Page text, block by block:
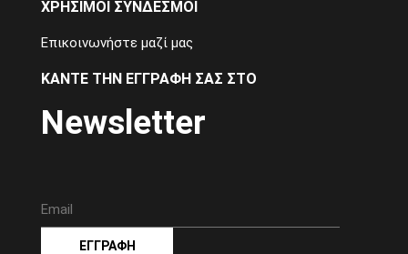
ΧΡΗΣΙΜΟΙ ΣΥΝΔΕΣΜΟΙ
Επικοινωνήστε μαζί μας
ΚΑΝΤΕ ΤΗΝ ΕΓΓΡΑΦΗ ΣΑΣ ΣΤΟ
Newsletter
ΕΓΓΡΑΦΗ